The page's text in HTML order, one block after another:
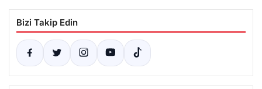
Bizi Takip Edin